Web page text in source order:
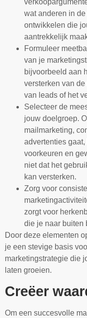
wat anderen in
ontwikkelen die
aantrekkelijk
Formuleer
van je
bijvoorbeeld aan
versterken van
van leads of het
Selecteer de
jouw doelgroep.
mailmarketing,
advertenties
voorkeuren en
niet dat het
kan versterken.
Zorg voor
zorgt voor
die je naar buiten
Door deze elementen
je een stevige basis
marketingstrategie die
laten groeien.
Creëer
Om een succesvolle